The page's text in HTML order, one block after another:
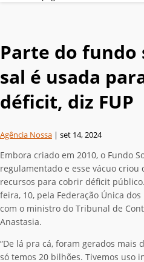
Parte do fundo
sal é usada
déficit, diz FUP
Agência Nossa | set 14, 2024
Embora criado em 2010, o Fundo
regulamentado e esse vácuo criou
recursos para cobrir déficit
feira, 10, pela Federação Única
com o ministro do Tribunal de
Anastasia.
“De lá pra cá, foram gerados mais
só temos 20 bilhões. Tivemos uso